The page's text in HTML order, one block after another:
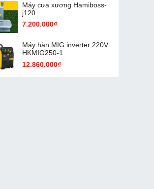
Máy cưa xương Hamiboss-
j120
7.200.000₫
Máy hàn MIG inverter 220V
HKMIG250-1
12.860.000₫